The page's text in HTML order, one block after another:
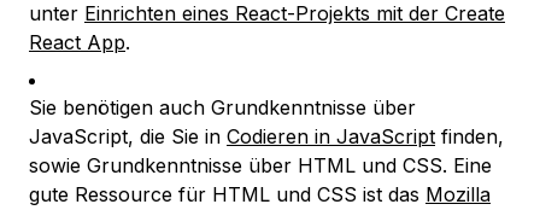
unter Einrichten eines React-Projekts mit der Create
React App.
Sie benötigen auch Grundkenntnisse über
JavaScript, die Sie in Codieren in JavaScript finden,
sowie Grundkenntnisse über HTML und CSS. Eine
gute Ressource für HTML und CSS ist das Mozilla